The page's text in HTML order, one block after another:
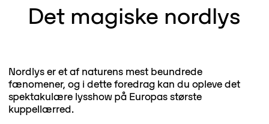
Det magiske nordlys
Nordlys er et af naturens mest beundrede
fænomener, og i dette foredrag kan du opleve det
spektakulære lysshow på Europas største
kuppellærred.